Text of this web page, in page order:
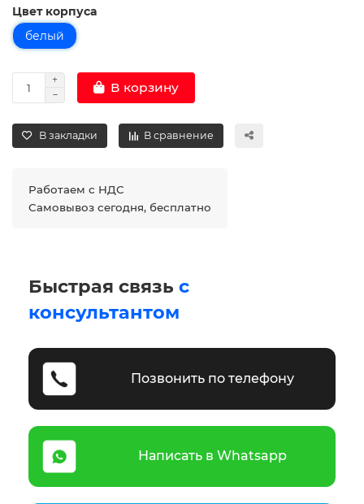
Цвет корпуса
белый
В корзину
В закладки В сравнение
Работаем с НДС
Самовывоз сегодня, бесплатно
Быстрая связь с
консультантом
Позвонить по телефону
Написать в Whatsapp